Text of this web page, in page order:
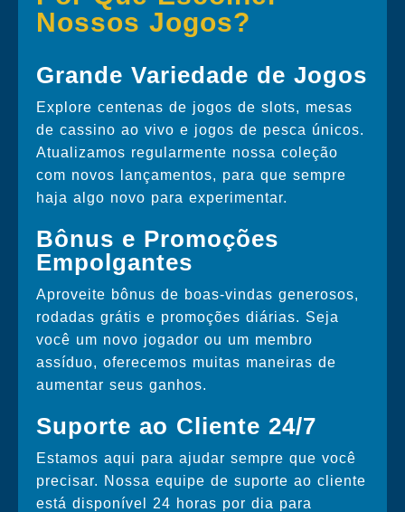
Nossos Jogos?
Grande Variedade de Jogos
Explore centenas de jogos de slots, mesas
de cassino ao vivo e jogos de pesca únicos.
Atualizamos regularmente nossa coleção
com novos lançamentos, para que sempre
haja algo novo para experimentar.
Bônus e Promoções
Empolgantes
Aproveite bônus de boas-vindas generosos,
rodadas grátis e promoções diárias. Seja
você um novo jogador ou um membro
assíduo, oferecemos muitas maneiras de
aumentar seus ganhos.
Suporte ao Cliente 24/7
Estamos aqui para ajudar sempre que você
precisar. Nossa equipe de suporte ao cliente
está disponível 24 horas por dia para